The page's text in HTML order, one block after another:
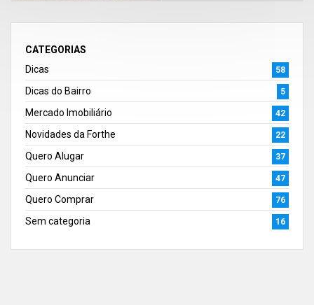
CATEGORIAS
Dicas
58
Dicas do Bairro 5
Mercado Imobiliário 42
Novidades da Forthe 22
Quero Alugar 37
Quero Anunciar 47
Quero Comprar 76
Sem categoria 16